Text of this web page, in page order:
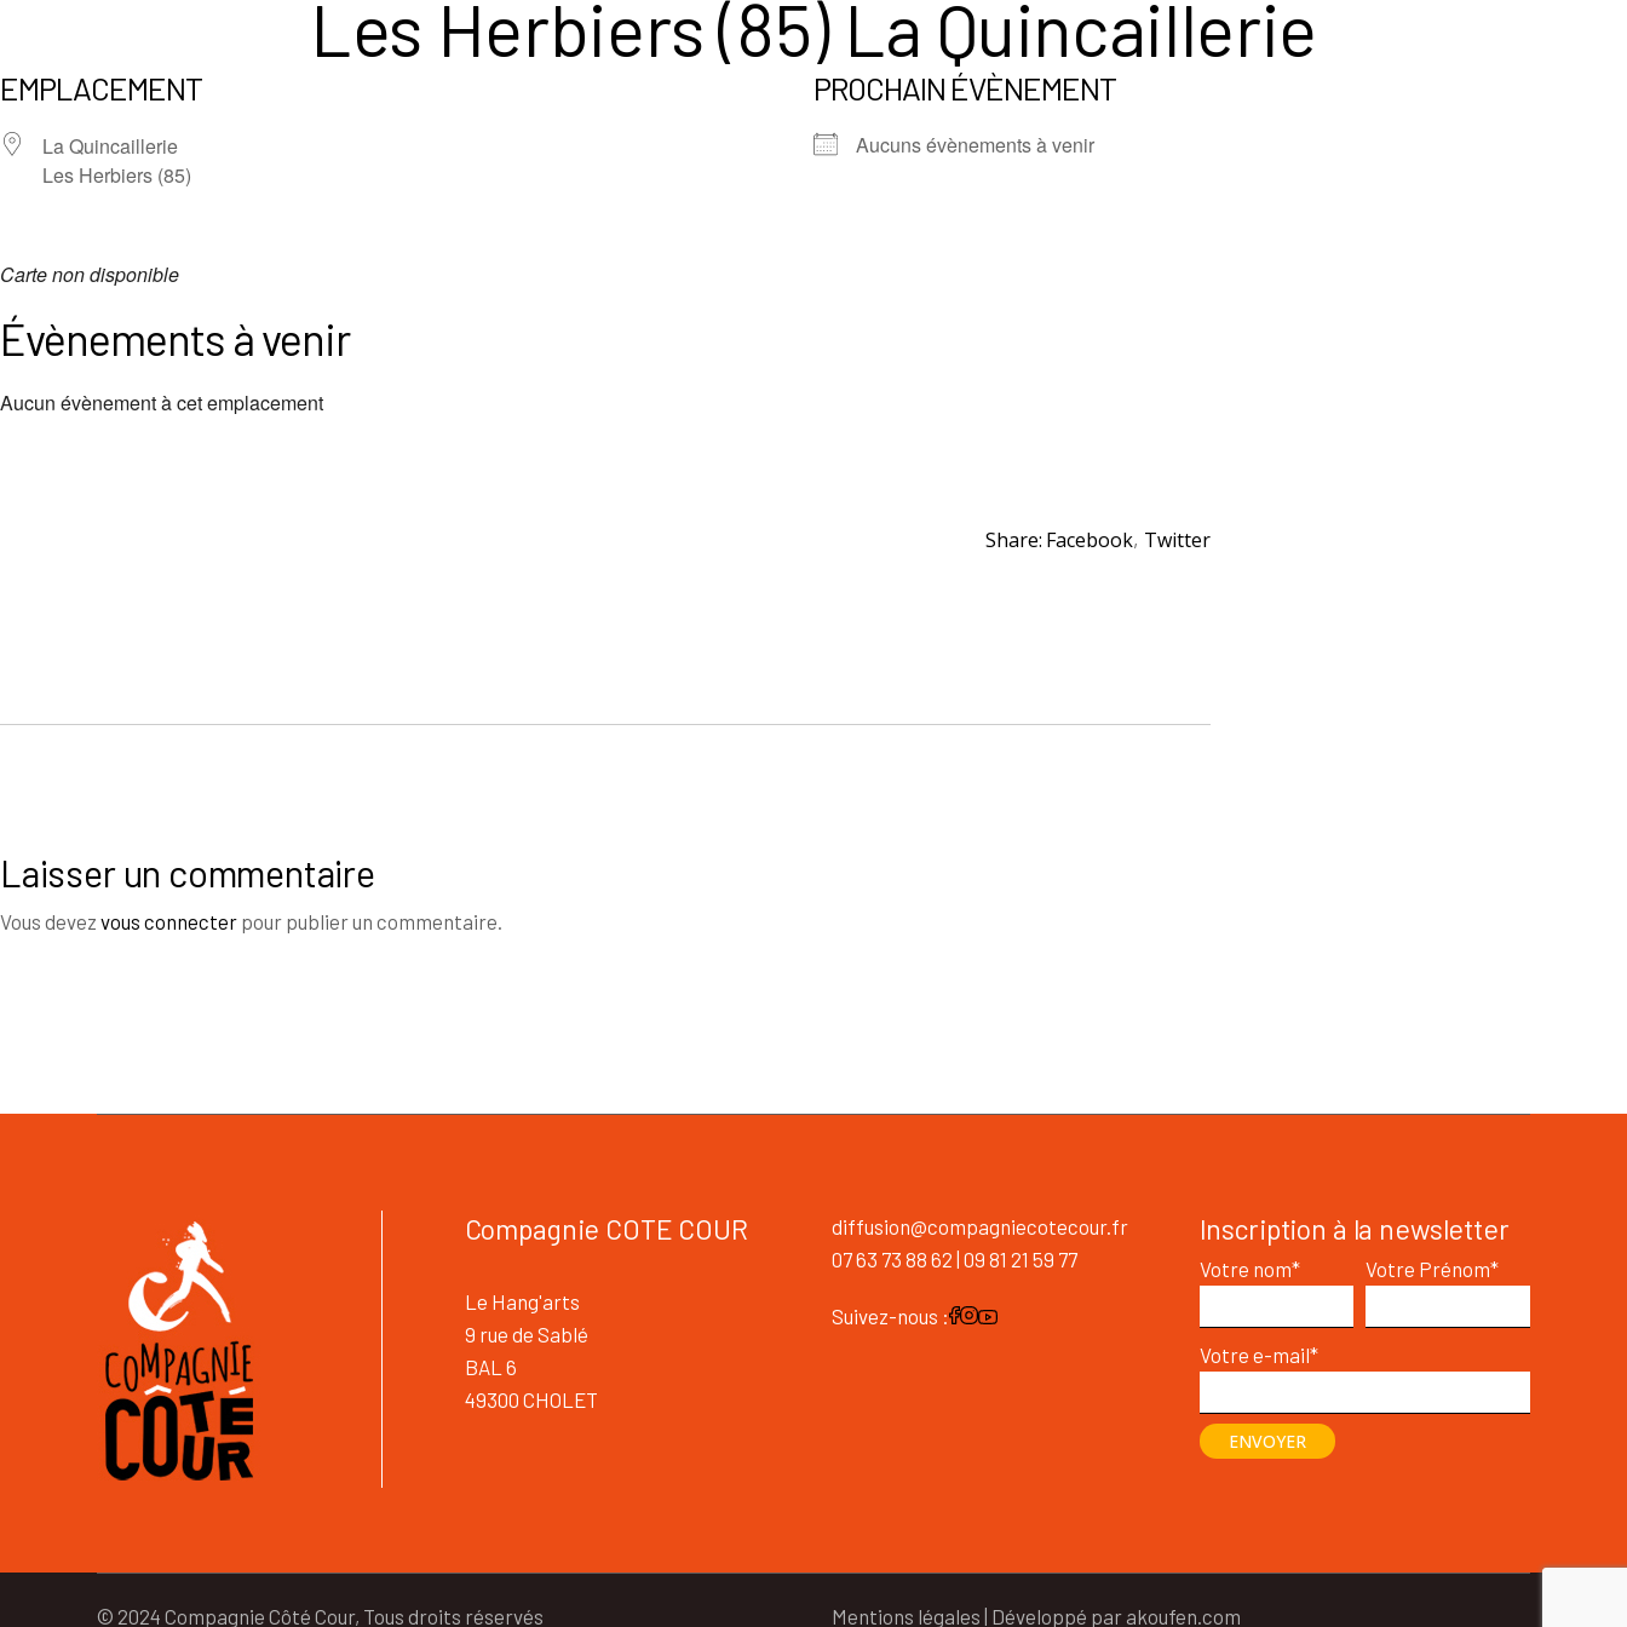
Les Herbiers (85) La Quincaillerie
EMPLACEMENT
La Quincaillerie
Les Herbiers (85)
PROCHAIN ÉVÈNEMENT
Aucuns évènements à venir
Carte non disponible
Évènements à venir
Aucun évènement à cet emplacement
Share: Facebook Twitter
Laisser un commentaire
Vous devez vous connecter pour publier un commentaire.
Compagnie COTE COUR
Le Hang'arts
9 rue de Sablé
BAL 6
49300 CHOLET
diffusion@compagniecotecour.fr
07 63 73 88 62 | 09 81 21 59 77
Suivez-nous :
Inscription à la newsletter
Votre nom* Votre Prénom*
Votre e-mail*
ENVOYER
© 2024 Compagnie Côté Cour, Tous droits réservés Mentions légales | Développé par akoufen.com